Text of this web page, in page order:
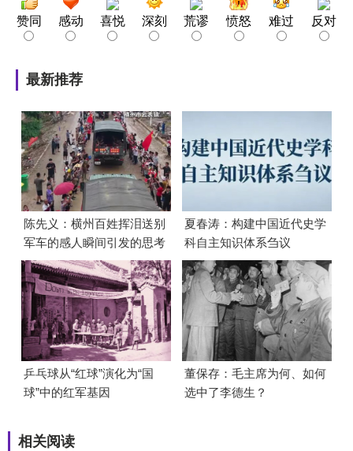
赞同 感动 喜悦 深刻 荒谬 愤怒 难过 反对
最新推荐
陈先义：横州百姓挥泪送别
军车的感人瞬间引发的思考
夏春涛：构建中国近代史学
科自主知识体系刍议
乒乓球从“红球”演化为“国
球”中的红军基因
董保存：毛主席为何、如何
选中了李德生？
相关阅读